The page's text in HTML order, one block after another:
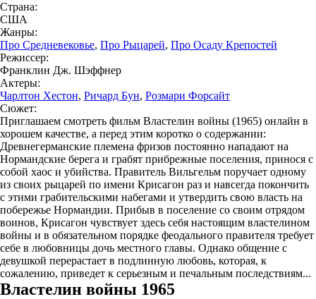
Страна:
США
Жанры:
Про Средневековье, Про Рыцарей, Про Осаду Крепостей
Режиссер:
Франклин Дж. Шэффнер
Актеры:
Чарлтон Хестон, Ричард Бун, Розмари Форсайт
Сюжет:
Приглашаем смотреть фильм Властелин войны (1965) онлайн в
хорошем качестве, а перед этим коротко о содержании:
Древнегерманские племена фризов постоянно нападают на
Нормандские берега и грабят прибрежные поселения, принося с
собой хаос и убийства. Правитель Вильгельм поручает одному
из своих рыцарей по имени Крисагон раз и навсегда покончить
с этими грабительскими набегами и утвердить свою власть на
побережье Нормандии. Прибыв в поселение со своим отрядом
воинов, Крисагон чувствует здесь себя настоящим властелином
войны и в обязательном порядке феодального правителя требует
себе в любовницы дочь местного главы. Однако общение с
девушкой перерастает в подлинную любовь, которая, к
сожалению, приведет к серьезным и печальным последствиям...
Властелин войны 1965